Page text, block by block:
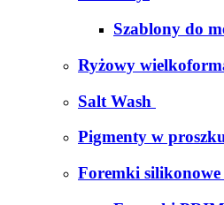
Szablony do
Ryżowy
Salt Wash
Pigmenty w
Foremki